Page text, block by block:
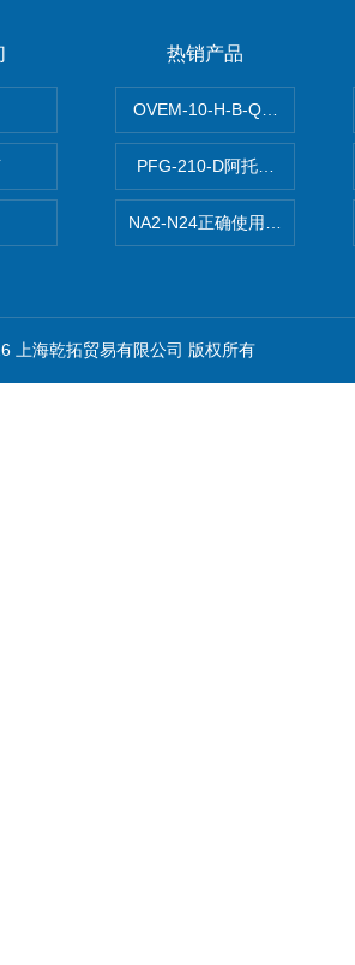
热销产品
OVEM-10-H-B-QO-CE-N-2P
PFG-210-D阿托斯ATOS电
NA2-N24正确使用松下安全光
上海乾拓贸易有限公司 版权所有